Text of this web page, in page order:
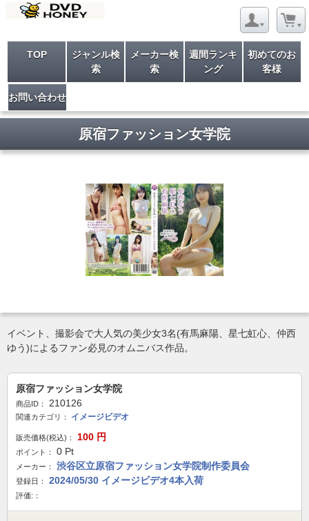
TOP
ジャンル検
索
メーカー検
索
週間ランキ
ング
初めてのお
客様
お問い合わせ
原宿ファッション女学院
イベント、撮影会で大人気の美少女3名(有馬麻陽、星七虹心、仲西
ゆう)によるファン必見のオムニバス作品。
原宿ファッション女学院
商品ID： 210126
関連カテゴリ： イメージビデオ
販売価格(税込)： 100 円
ポイント： 0 Pt
メーカー： 渋谷区立原宿ファッション女学院制作委員会
登録日： 2024/05/30 イメージビデオ4本入荷
評価:：